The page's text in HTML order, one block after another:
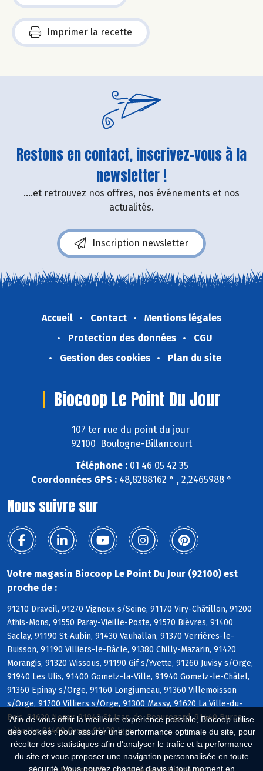
Afin de vous offrir la meilleure expérience possible, Biocoop utilise
des cookies : pour assurer une performance optimale du site, pour
récolter des statistiques afin d'analyser le trafic et la performance
du site et vous proposer une navigation personnalisée en toute
sécurité. Vous pouvez changer d'avis à tout moment en
Imprimer la recette
Restons en contact, inscrivez-vous à la
newsletter !
....et retrouvez nos offres, nos événements et nos
actualités.
Inscription newsletter
Accueil Contact
Mentions légales
Protection des données
CGU
Gestion des cookies
Plan du site
Biocoop Le Point Du Jour
107 ter rue du point du jour
92100 Boulogne-Billancourt
Téléphone :01 46 05 42 35
Coordonnées GPS : 48,8288162 ° , 2,2465988 °
Nous suivre sur
Votre magasin Biocoop Le Point Du Jour (92100) est
proche de :
91210 Draveil, 91270 Vigneux s/Seine, 91170 Viry-Châtillon, 91200
Athis-Mons, 91550 Paray-Vieille-Poste, 91570 Bièvres, 91400
Saclay, 91190 St-Aubin, 91430 Vauhallan, 91370 Verrières-le-
Buisson, 91190 Villiers-le-Bâcle, 91380 Chilly-Mazarin, 91420
Morangis, 91320 Wissous, 91190 Gif s/Yvette, 91260 Juvisy s/Orge,
91940 Les Ulis, 91400 Gometz-la-Ville, 91940 Gometz-le-Châtel,
91360 Epinay s/Orge, 91160 Longjumeau, 91360 Villemoisson
s/Orge, 91700 Villiers s/Orge, 91300 Massy, 91620 La Ville-du-
Bois, 91620 Nozay, 91940 St-Jean-de-Beauregard, 91440 Bures
s/Yvette, 91400 Orsay, 91430 Igny